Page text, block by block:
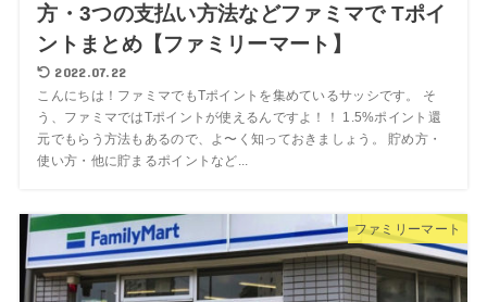
方・3つの支払い方法などファミマで Tポイ
ントまとめ【ファミリーマート】
2022.07.22
こんにちは！ファミマでもTポイントを集めているサッシです。 そ
う、ファミマではTポイントが使えるんですよ！！ 1.5%ポイント還
元でもらう方法もあるので、よ〜く知っておきましょう。 貯め方・
使い方・他に貯まるポイントなど...
ファミリーマート